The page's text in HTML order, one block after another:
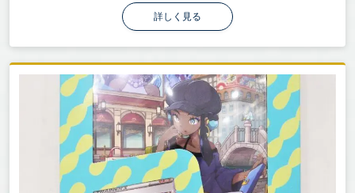
詳しく見る